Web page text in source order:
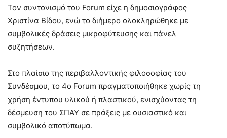
Τον συντονισμό του Forum είχε η δημοσιογράφος
Χριστίνα Βίδου, ενώ το διήμερο ολοκληρώθηκε με
συμβολικές δράσεις μικροφύτευσης και πάνελ
συζητήσεων.
Στο πλαίσιο της περιβαλλοντικής φιλοσοφίας του
Συνδέσμου, το 4ο Forum πραγματοποιήθηκε χωρίς τη
χρήση έντυπου υλικού ή πλαστικού, ενισχύοντας τη
δέσμευση του ΣΠΑΥ σε πράξεις με ουσιαστικό και
συμβολικό αποτύπωμα.